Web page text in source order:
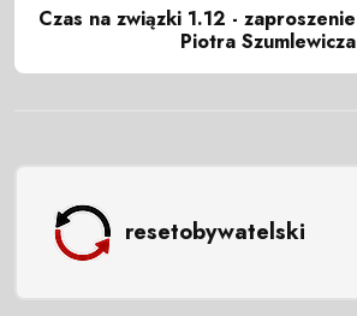
Czas na związki 1.12 - zaproszenie
Piotra Szumlewicza
resetobywatelski